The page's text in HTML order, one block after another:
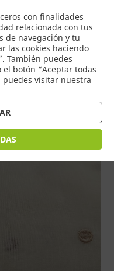
con finalidades
relacionada con tus
de navegación y tu
las cookies haciendo
También puedes
botón “Aceptar todas
puedes visitar nuestra
0